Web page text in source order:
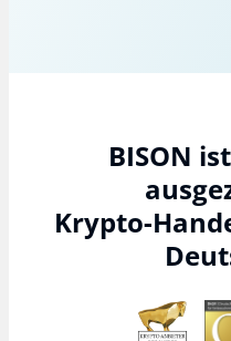
BISON
Krypto-